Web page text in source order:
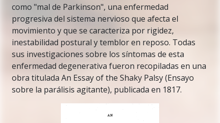
como "mal de Parkinson", una enfermedad
progresiva del sistema nervioso que afecta el
movimiento y que se caracteriza por rigidez,
inestabilidad postural y temblor en reposo. Todas
sus investigaciones sobre los síntomas de esta
enfermedad degenerativa fueron recopiladas en una
obra titulada An Essay of the Shaky Palsy (Ensayo
sobre la parálisis agitante), publicada en 1817.